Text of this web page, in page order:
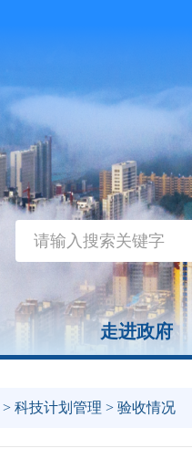
走进政府
> 科技计划管理 > 验收情况